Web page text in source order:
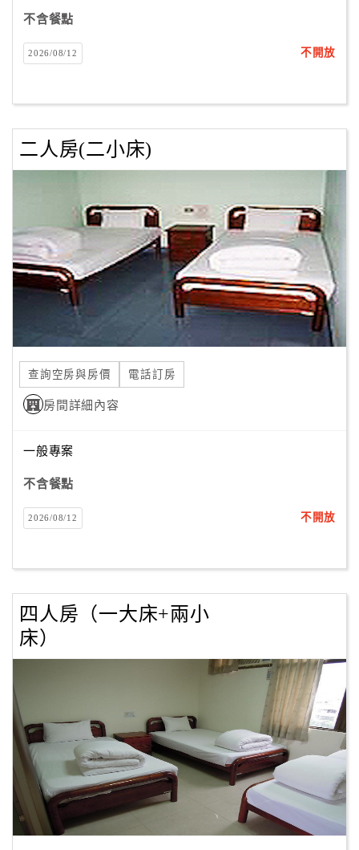
服
查
詢
國
旅
請
收
合
作
案
飯
店
合
廠
商
合
不含餐點
2026/08/12 不開放
二人房(二小床)
查詢空房與房價 電話訂房
房間詳細內容
一般專案
不含餐點
2026/08/12 不開放
四人房（一大床+兩小
床）